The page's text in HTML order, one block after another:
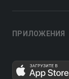
ПРИЛОЖЕНИЯ